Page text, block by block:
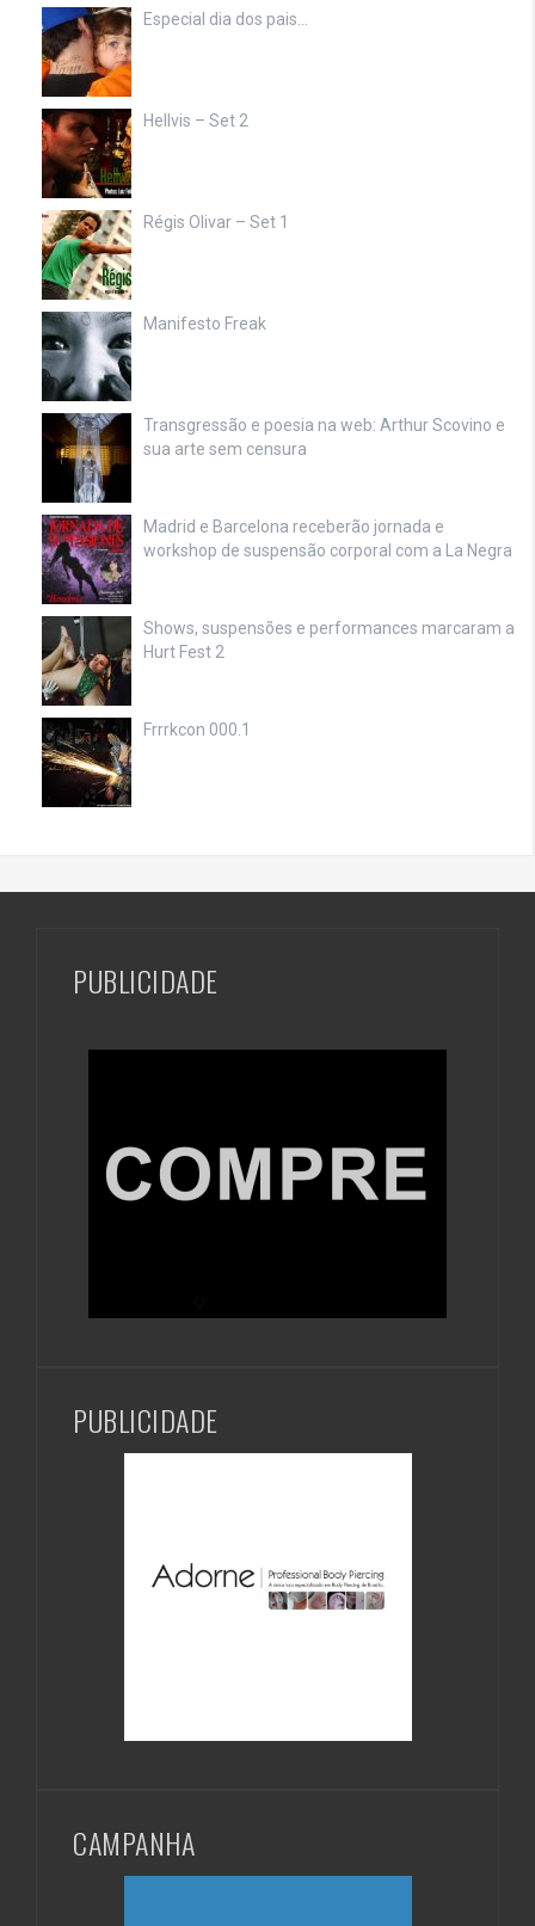
Especial dia dos pais…
Hellvis – Set 2
Régis Olivar – Set 1
Manifesto Freak
Transgressão e poesia na web: Arthur Scovino e
sua arte sem censura
Madrid e Barcelona receberão jornada e
workshop de suspensão corporal com a La Negra
Shows, suspensões e performances marcaram a
Hurt Fest 2
Frrrkcon 000.1
PUBLICIDADE
PUBLICIDADE
CAMPANHA